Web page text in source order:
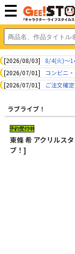
[2026/08/03]
8/4(火)～
[2026/07/01]
コンビニ
[2026/07/01]
ご注文確
ラブライブ！
東條 希 アクリルス
ブ！]